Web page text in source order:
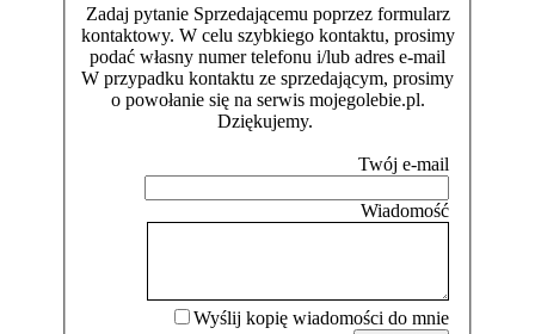
Zadaj pytanie Sprzedającemu poprzez formularz
kontaktowy. W celu szybkiego kontaktu, prosimy
podać własny numer telefonu i/lub adres e-mail
W przypadku kontaktu ze sprzedającym, prosimy
o powołanie się na serwis mojegolebie.pl.
Dziękujemy.
Wiadomość
Wyślij kopię wiadomości do mnie